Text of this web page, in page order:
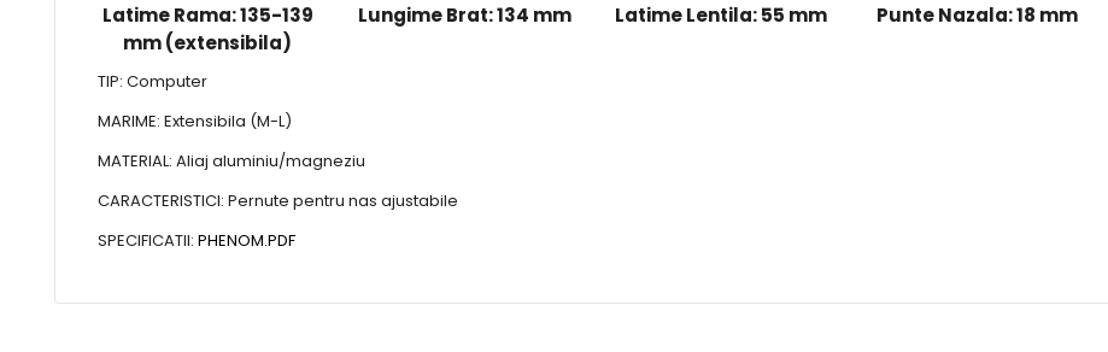
Latime Rama: 135-139
mm (extensibila)
Lungime Brat: 134 mm Latime Lentila: 55 mm Punte Nazala: 18 mm
TIP: Computer
MARIME: Extensibila (M-L)
MATERIAL: Aliaj aluminiu/magneziu
CARACTERISTICI: Pernute pentru nas ajustabile
SPECIFICATII: PHENOM.PDF